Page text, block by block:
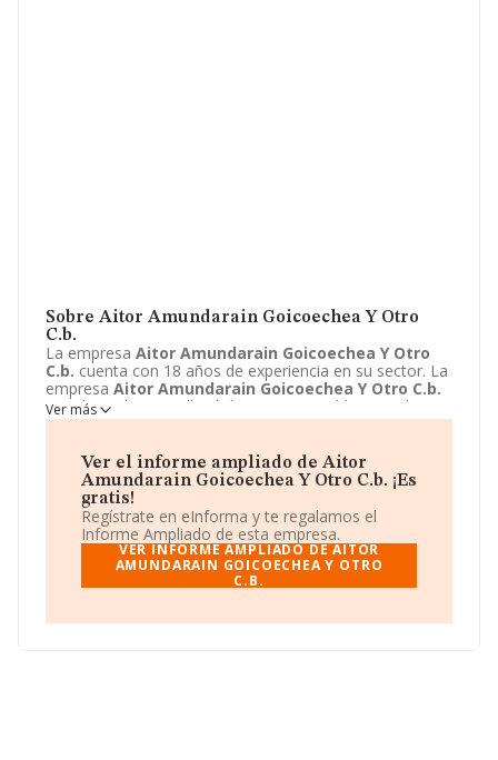
Sobre Aitor Amundarain Goicoechea Y Otro
C.b.
La empresa Aitor Amundarain Goicoechea Y Otro
C.b. cuenta con 18 años de experiencia en su sector. La
empresa Aitor Amundarain Goicoechea Y Otro C.b.
con domicilio en Calle Elizburu, 3, Hernialde, Gipuzkoa.
Su principal actividad CNAE es 4399 - Otras actividades
Amundarain Goicoechea Y Otro C.b.está inscrita
como Comunidad de bienes.
Ver más
Ver el informe ampliado de Aitor
Amundarain Goicoechea Y Otro C.b. ¡Es
gratis!
Regístrate en eInforma y te regalamos el
Informe Ampliado de esta empresa.
VER INFORME AMPLIADO DE AITOR
AMUNDARAIN GOICOECHEA Y OTRO
C.B.